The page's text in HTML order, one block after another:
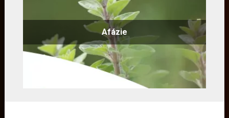
Afázie